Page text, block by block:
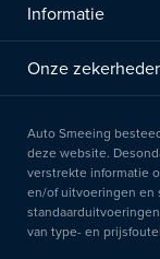
Informatie
Onze
Auto Smeeing
deze website.
verstrekte informatie
en/of uitvoeringen en
van type- en